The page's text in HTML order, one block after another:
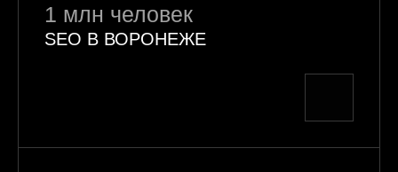
1 млн человек
SEO В ВОРОНЕЖЕ